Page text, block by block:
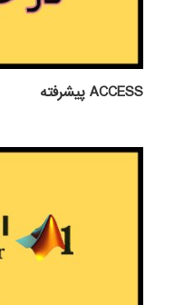
ACCESS پيشرفته